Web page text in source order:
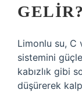
GELIR?
Limonlu su, C
sistemini
kabızlık gibi
düşürerek kalp